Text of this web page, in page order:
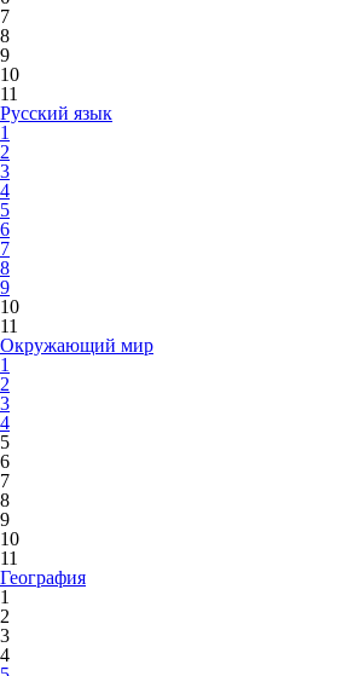
7
8
9
10
11
Русский язык
1
2
3
4
5
6
7
8
9
10
11
Окружающий мир
1
2
3
4
5
6
7
8
9
10
11
География
1
2
3
4